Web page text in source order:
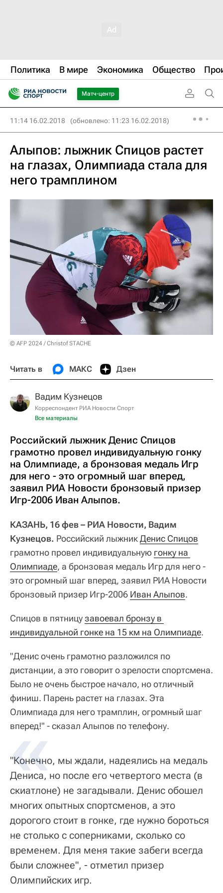
Политика В мире Экономика Общество
Матч-центр
11:14 16.02.2018 (обновлено: 11:23 16.02.2018)
Алыпов: лыжник Спицов растет
на глазах, Олимпиада стала для
него трамплином
© AFP 2024 / Christof STACHE
Читать в МАКС Дзен
Вадим Кузнецов
Корреспондент РИА Новости Спорт
Все материалы
Российский лыжник Денис Спицов
грамотно провел индивидуальную гонку
на Олимпиаде, а бронзовая медаль Игр
для него - это огромный шаг вперед,
заявил РИА Новости бронзовый призер
Игр-2006 Иван Алыпов.
КАЗАНЬ, 16 фев – РИА Новости, Вадим
Кузнецов. Российский лыжникДенис Спицов
грамотно провел индивидуальную гонку на
Олимпиаде, а бронзовая медаль Игр для него -
это огромный шаг вперед, заявил РИА Новости
бронзовый призер Игр-2006 Иван Алыпов.
Спицов в пятницузавоевал бронзу в
индивидуальной гонке на 15 км на Олимпиаде.
"Денис очень грамотно разложился по
дистанции, а это говорит о зрелости спортсмена.
Было не очень быстрое начало, но отличный
финиш. Парень растет на глазах. Эта
Олимпиада для него трамплин, огромный шаг
вперед!" - сказал Алыпов по телефону.
"Конечно, мы ждали, надеялись на медаль
Дениса, но после его четвертого места (в
скиатлоне) не загадывали. Денис обошел
многих опытных спортсменов, а это
дорогого стоит в гонке, где нужно бороться
не столько с соперниками, сколько со
временем. Для меня такие забеги всегда
были сложнее", - отметил призер
Олимпийских игр.